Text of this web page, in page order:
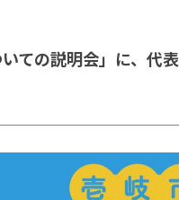
ての説明会」に、代